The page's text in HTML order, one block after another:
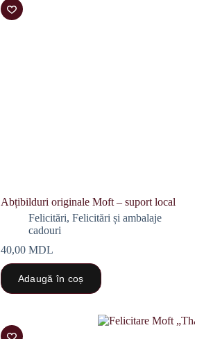
Abțibilduri originale Moft – suport local
Felicitări, Felicitări și ambalaje
cadouri
40,00 MDL
Adaugă în coș